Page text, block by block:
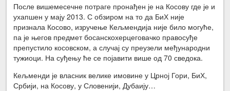
После вишемесечне потраге пронађен је на Косову где је и
ухапшен у мају 2013. С обзиром на то да БиХ није
признала Косово, изручење Кељмендија није било могуће,
па је његов предмет босанскохерцеговачко правосуђе
препустило косовском, а случај су преузели међународни
тужиоци. На суђењу ће се појавити више од 70 сведока.
Кељменди је власник велике имовине у Црној Гори, БиХ,
Србији, на Косову, у Словенији, Дубаију…